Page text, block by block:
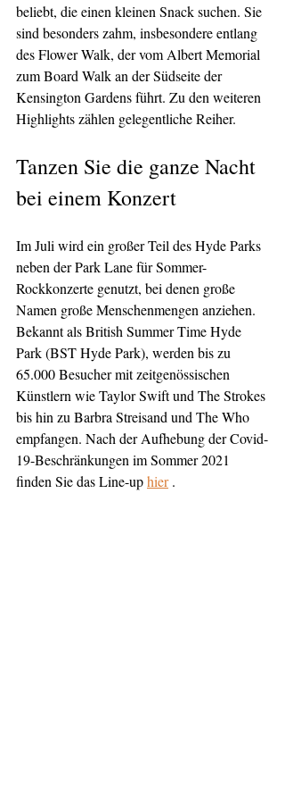
beliebt, die einen kleinen Snack suchen. Sie
sind besonders zahm, insbesondere entlang
des Flower Walk, der vom Albert Memorial
zum Board Walk an der Südseite der
Kensington Gardens führt. Zu den weiteren
Highlights zählen gelegentliche Reiher.
Tanzen Sie die ganze Nacht
bei einem Konzert
Im Juli wird ein großer Teil des Hyde Parks
neben der Park Lane für Sommer-
Rockkonzerte genutzt, bei denen große
Namen große Menschenmengen anziehen.
Bekannt als British Summer Time Hyde
Park (BST Hyde Park), werden bis zu
65.000 Besucher mit zeitgenössischen
Künstlern wie Taylor Swift und The Strokes
bis hin zu Barbra Streisand und The Who
empfangen. Nach der Aufhebung der Covid-
19-Beschränkungen im Sommer 2021
finden Sie das Line-up hier .